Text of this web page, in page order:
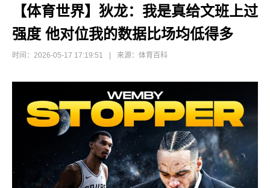
【体育世界】狄龙：我是真给文班上过
强度 他对位我的数据比场均低得多
时间：2026-05-17 17:19:51 来源：体育百科